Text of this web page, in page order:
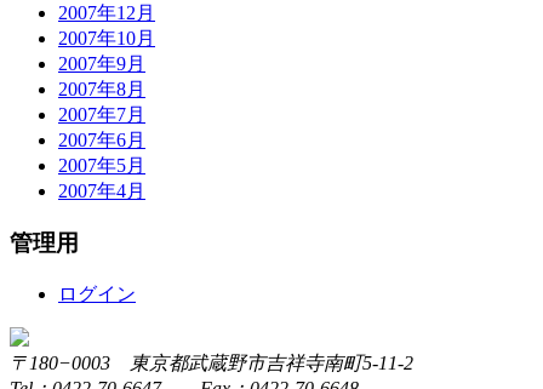
2007年12月
2007年10月
2007年9月
2007年8月
2007年7月
2007年6月
2007年5月
2007年4月
管理用
ログイン
〒180−0003 東京都武蔵野市吉祥寺南町5-11-2